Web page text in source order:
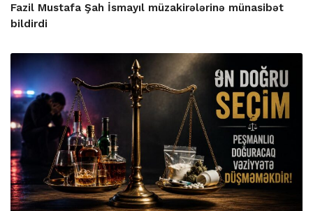
Fazil Mustafa Şah İsmayıl müzakirələrinə münasibət
bildirdi